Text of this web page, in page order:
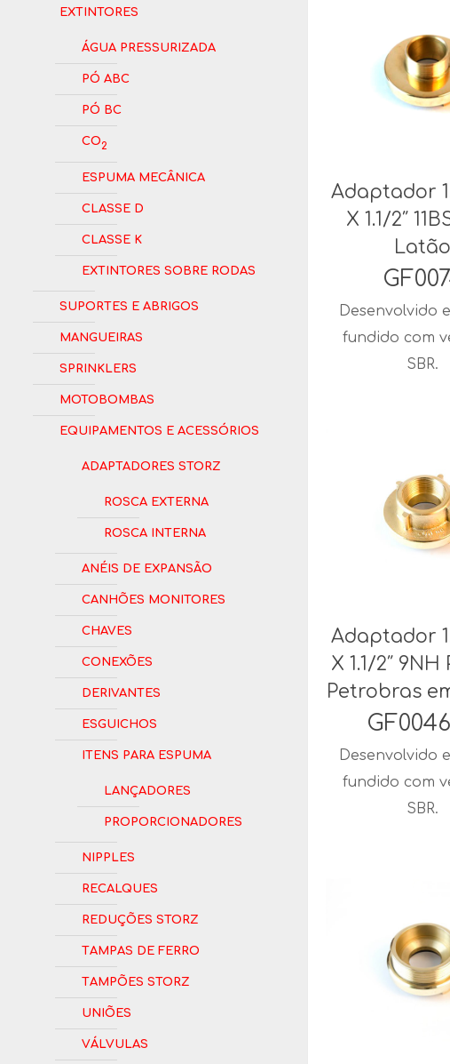
Adaptador
X 1.1/2″
Latão
Desenvolvido
fundido com
SBR.
Adaptador
X 1.1/2″
Petrobras
Desenvolvido
fundido com
SBR.
Extintores
Água Pressurizada
Pó ABC
Pó BC
CO2
Espuma Mecânica
Classe D
Classe K
Extintores Sobre Rodas
Suportes e Abrigos
Mangueiras
Sprinklers
Motobombas
Equipamentos e Acessórios
Adaptadores Storz
Rosca Externa
Rosca Interna
Anéis de Expansão
Canhões Monitores
Chaves
Conexões
Derivantes
Esguichos
Itens para Espuma
Lançadores
Proporcionadores
Nipples
Recalques
Reduções Storz
Tampas de Ferro
Tampões Storz
Uniões
Válvulas